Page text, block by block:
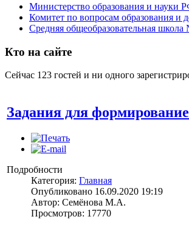
Министерство образования и науки
Комитет по вопросам образования
Средняя общеобразовательная
Кто на сайте
Сейчас 123 гостей и ни одного
Задания для
Подробности
Категория: Главная
Опубликовано 16.09.2020 19:19
Автор: Семёнова М.А.
Просмотров: 17770